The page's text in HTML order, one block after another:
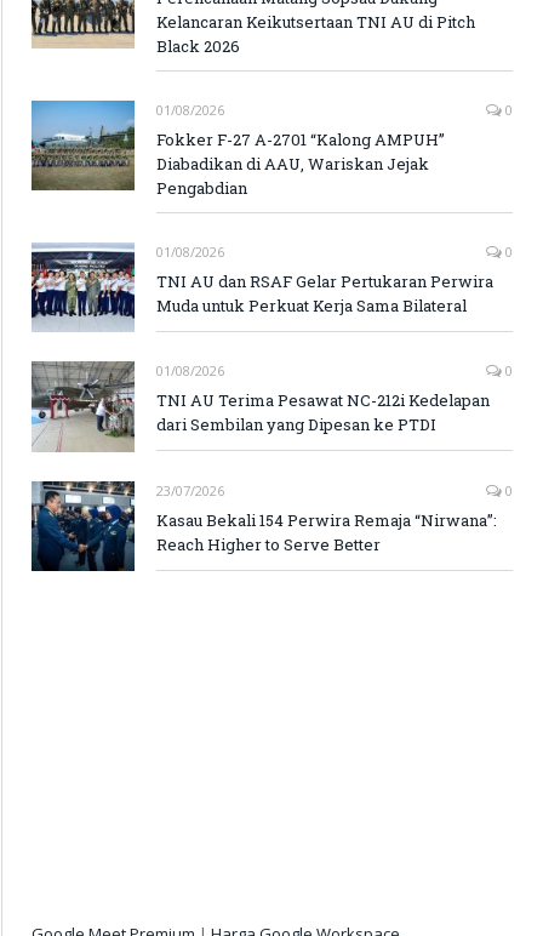
Kelancaran Keikutsertaan TNI AU di Pitch
Black 2026
01/08/2026 0
Fokker F-27 A-2701 “Kalong AMPUH”
Diabadikan di AAU, Wariskan Jejak
Pengabdian
01/08/2026 0
TNI AU dan RSAF Gelar Pertukaran Perwira
Muda untuk Perkuat Kerja Sama Bilateral
01/08/2026 0
TNI AU Terima Pesawat NC-212i Kedelapan
dari Sembilan yang Dipesan ke PTDI
23/07/2026 0
Kasau Bekali 154 Perwira Remaja “Nirwana”:
Reach Higher to Serve Better